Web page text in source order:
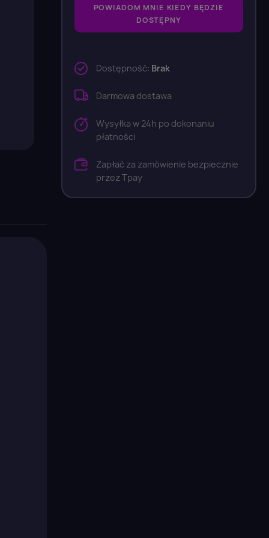
POWIADOM MNIE KIEDY BĘDZIE
DOSTĘPNY
Dostępność: Brak
Darmowa dostawa
Wysyłka w 24h po dokonaniu
płatności
Zapłać za zamówienie bezpiecznie
przez Tpay